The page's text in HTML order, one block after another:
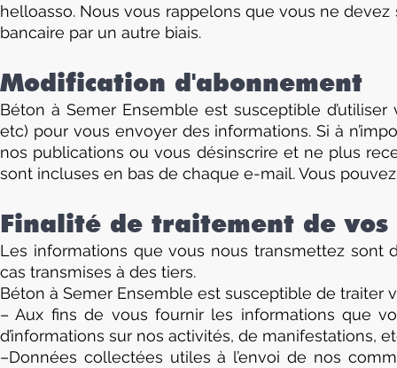
helloasso. Nous vous rappelons que vous ne
bancaire par un autre biais.
Modification d'abonnement
Béton à Semer Ensemble est susceptible
etc) pour vous envoyer des informations. Si à
nos publications ou vous désinscrire et ne plus
sont incluses en bas de chaque e-mail. Vous
Finalité de traitement de vos
Les informations que vous nous transmettez sont
cas transmises à des tiers.
Béton à Semer Ensemble est susceptible de traiter
– Aux fins de vous fournir les informations que
d’informations sur nos activités, de manifestations,
–Données collectées utiles à l’envoi de nos